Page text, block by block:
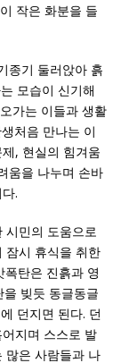
작은 화분을 들
종기 둘러앉아 흙
모습이 신기해
가는 이들과 생활
처음 만나는 이
, 현실의 힘겨움
움을 나누며 손바
.
시민의 도움으로
잠시 휴식을 취한
탄은 진흙과 영
빚듯 동글동글
던지면 된다. 던
지며 스스로 발
많은 사람들과 나